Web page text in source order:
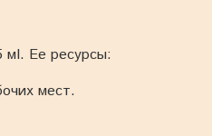
Ее ресурсы:
мест.